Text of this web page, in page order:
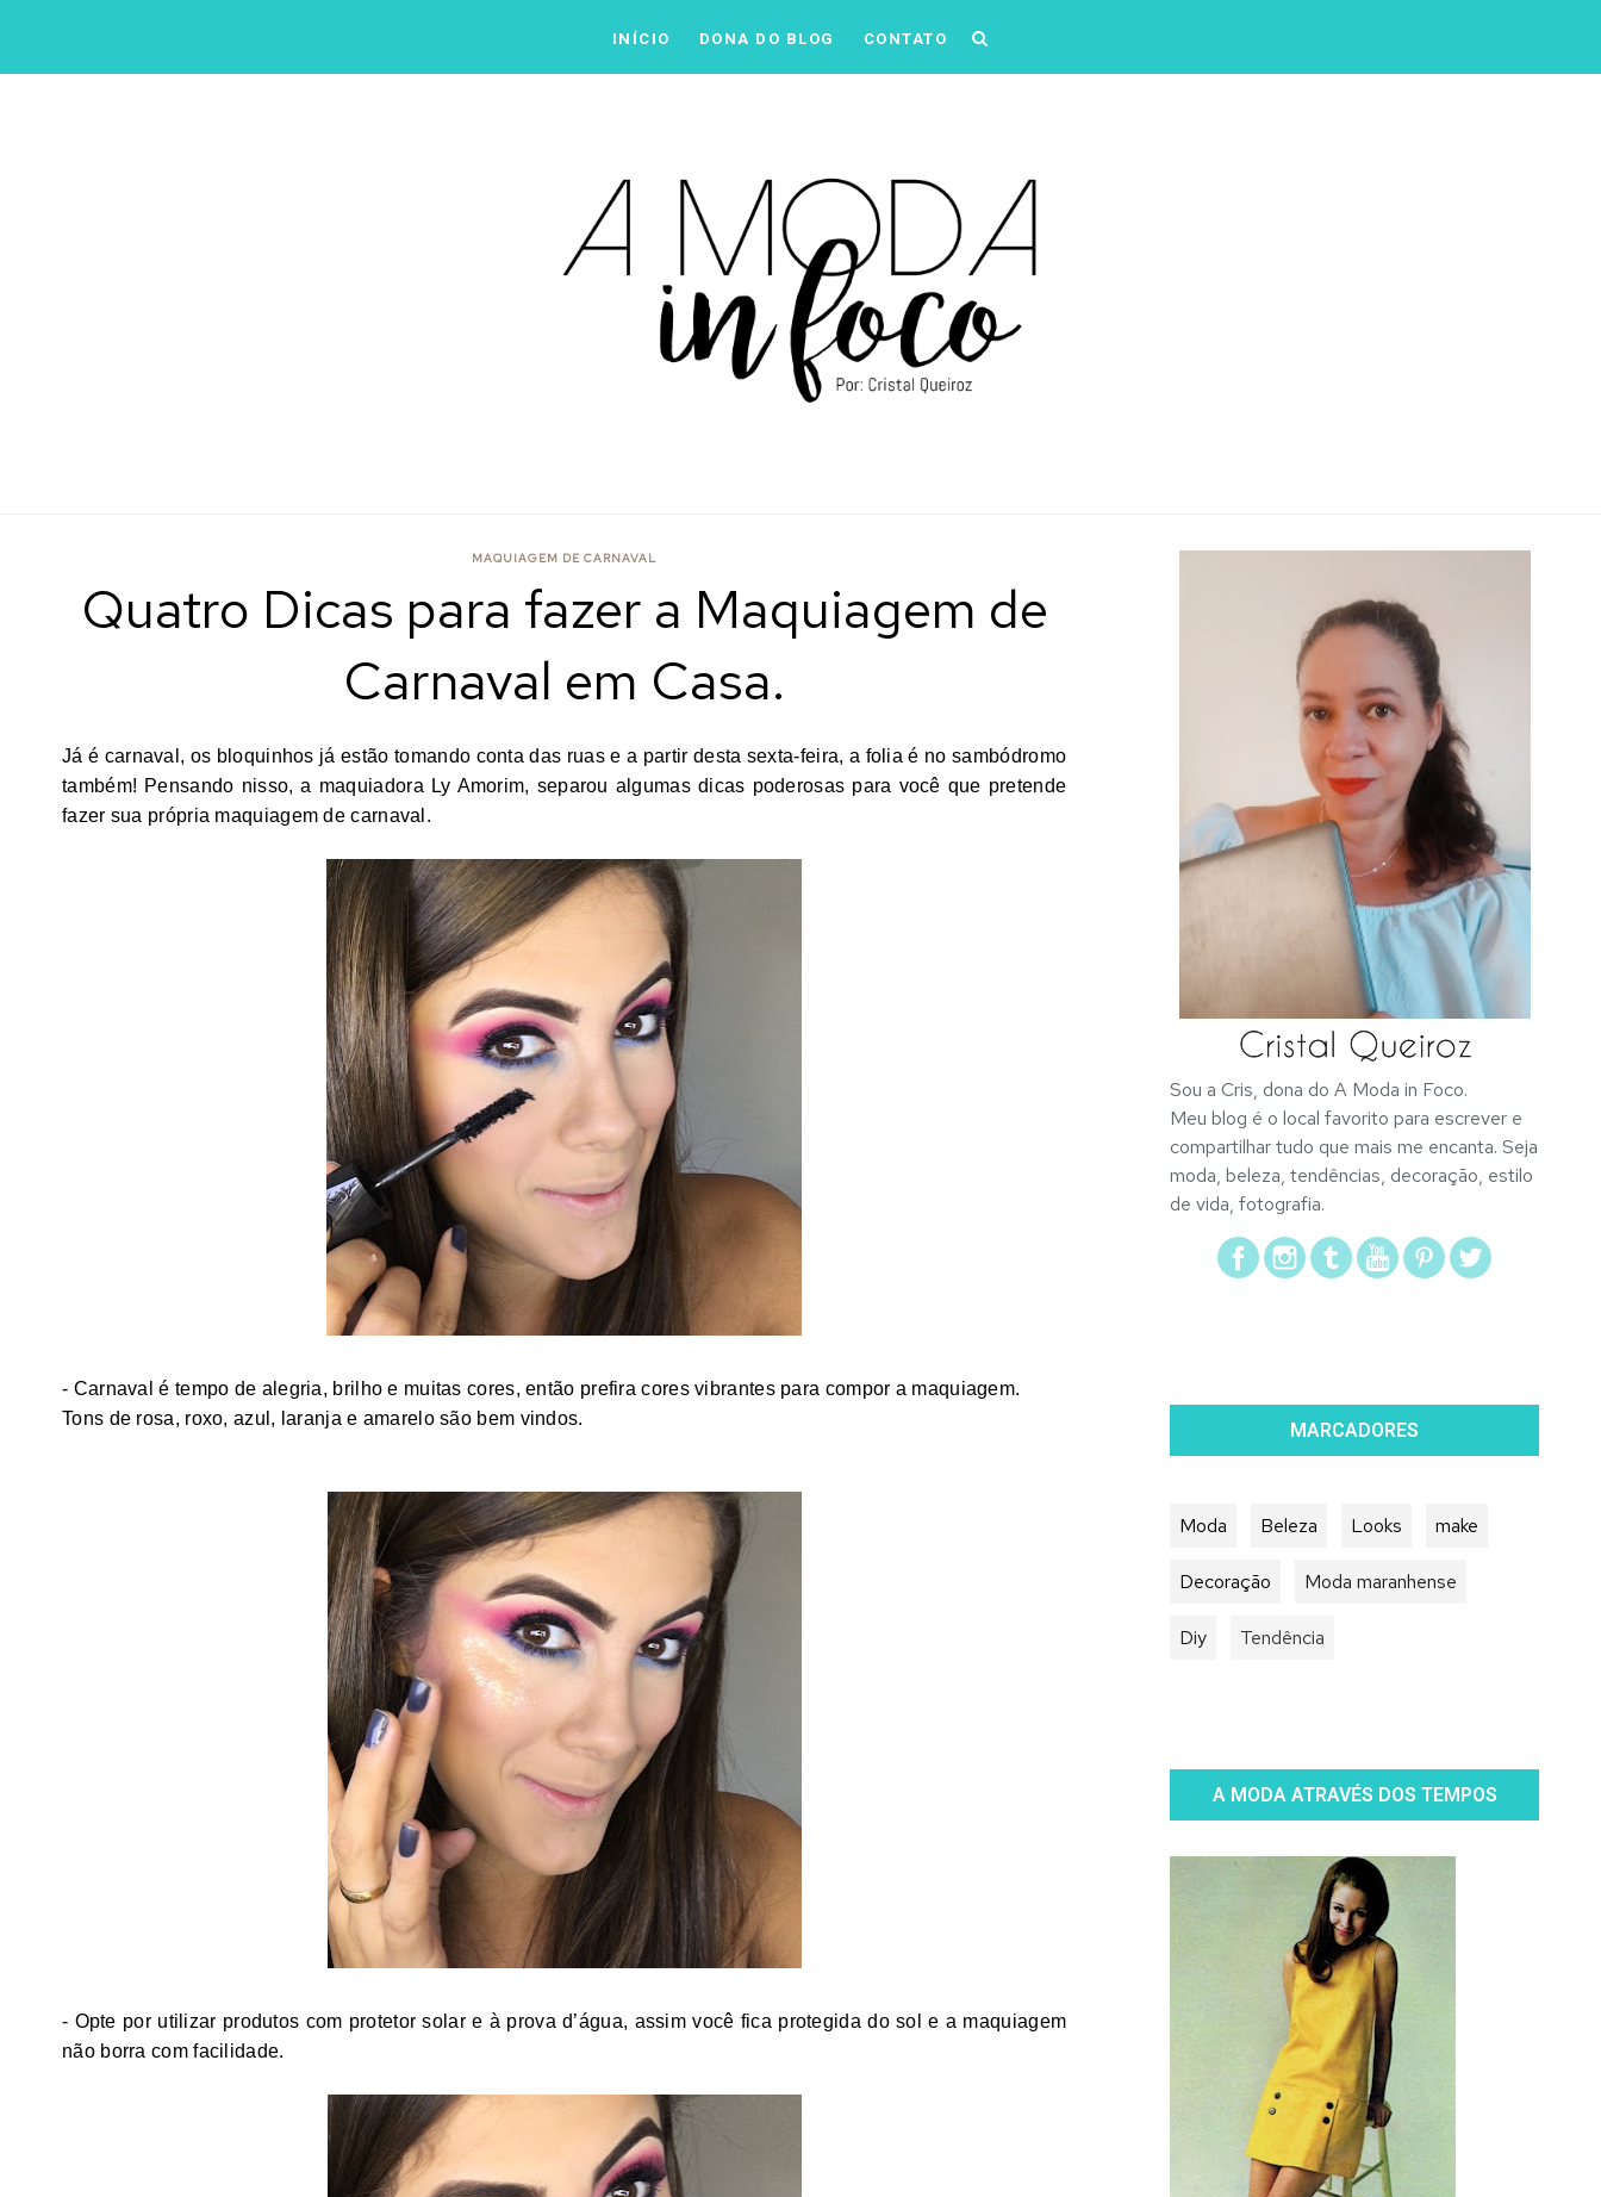
INÍCIO DONA DO BLOG CONTATO
MAQUIAGEM DE CARNAVAL
Quatro Dicas para fazer a Maquiagem de
Carnaval em Casa.
Já é carnaval, os bloquinhos já estão tomando conta das ruas e a partir desta sexta-feira, a folia é no sambódromo
também! Pensando nisso, a maquiadora Ly Amorim, separou algumas dicas poderosas para você que pretende
fazer sua própria maquiagem de carnaval.
- Carnaval é tempo de alegria, brilho e muitas cores, então prefira cores vibrantes para compor a maquiagem.
Tons de rosa, roxo, azul, laranja e amarelo são bem vindos.
- Opte por utilizar produtos com protetor solar e à prova d’água, assim você fica protegida do sol e a maquiagem
não borra com facilidade.
Sou a Cris, dona do A Moda in Foco.
Meu blog é o local favorito para escrever e
compartilhar tudo que mais me encanta. Seja
moda, beleza, tendências, decoração, estilo
de vida, fotografia.
MARCADORES
Moda Beleza Looks make
Decoração Moda maranhense
Diy Tendência
A MODA ATRAVÉS DOS TEMPOS